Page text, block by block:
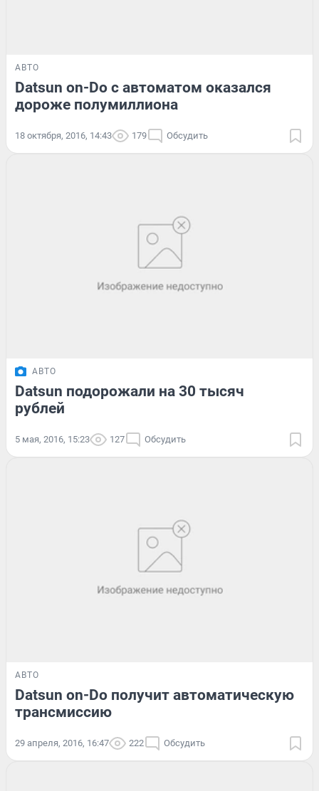
АВТО
Datsun on-Do с автоматом оказался
дороже полумиллиона
18 октября, 2016, 14:43 179 Обсудить
АВТО
Datsun подорожали на 30 тысяч
рублей
5 мая, 2016, 15:23 127 Обсудить
АВТО
Datsun on-Do получит автоматическую
трансмиссию
29 апреля, 2016, 16:47 222 Обсудить